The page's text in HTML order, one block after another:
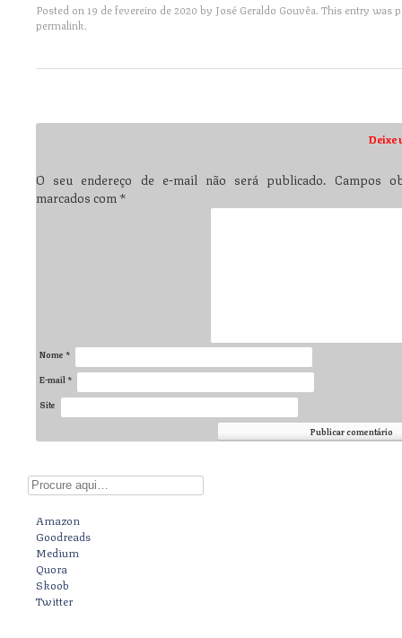
Posted on 19 de fevereiro de 2020 by José Geraldo Gouvêa. This entry was
permalink.
Deixe
O seu endereço de e-mail não será publicado. Campos
marcados com*
Nome *
E-mail *
Site
Digite aqui
Amazon
Goodreads
Medium
Quora
Skoob
Twitter